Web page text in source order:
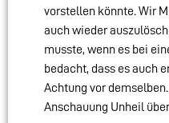
vorstellen könnte. Wir
auch wieder
musste, wenn es bei
bedacht, dass es auch
Achtung vor
Anschauung Unheil